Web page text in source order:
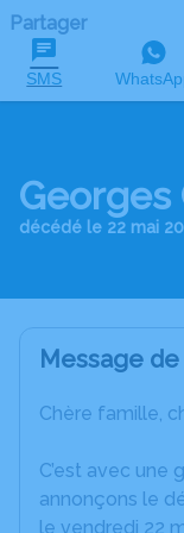
Partager
SMS
Georges
décédé le 22 mai
Message
Chère famille,
C’est avec une
annonçons le
le vendredi 22